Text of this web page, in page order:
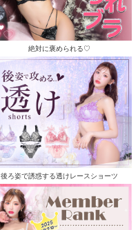
絶対に褒められる♡
後ろ姿で誘惑する透けレースショーツ